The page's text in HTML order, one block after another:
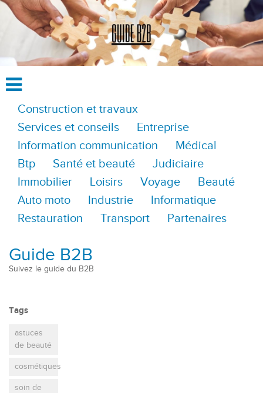
Construction et travaux
Services et conseils
Entreprise
Information communication
Médical
Btp
Santé et beauté
Judiciaire
Immobilier
Loisirs Voyage
Beauté
Auto moto
Industrie
Informatique
Restauration
Transport Partenaires
Guide B2B
Suivez le guide du B2B
Tags
astuces
de beauté
cosmétiques
soin de